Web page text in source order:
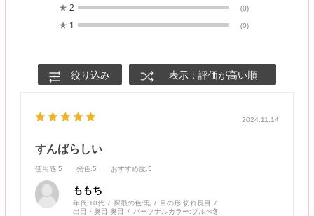
★ 2 (0)
★ 1 (0)
絞り込み 表示：評価が高い順
2024.11.14
すんばらしい
使用感:5 発色:5 おすすめ度:5
ももち
年代:10代 裸眼の色:黒 目の形:切れ長目
出目・奥目:奥目 パーソナルカラー:ブルべ冬